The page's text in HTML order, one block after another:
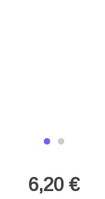
6,20 €